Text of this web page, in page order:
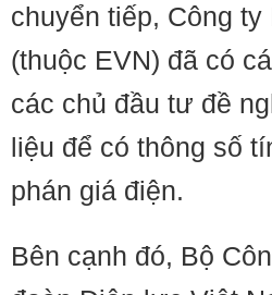
chuyển tiếp, Công ty
(thuộc EVN) đã có
các chủ đầu tư đề
liệu để có thông số
phán giá điện.
Bên cạnh đó, Bộ